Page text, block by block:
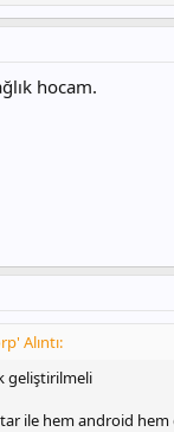
hocam.
Alıntı:
geliştirilmeli
ile hem android hem